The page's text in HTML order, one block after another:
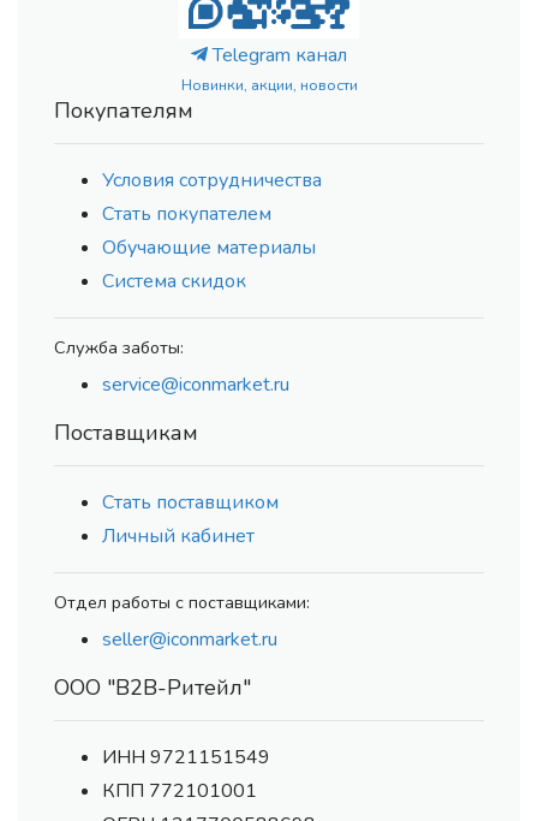
Telegram канал
Новинки, акции, новости
Покупателям
Условия сотрудничества
Стать покупателем
Обучающие материалы
Система скидок
Служба заботы:
service@iconmarket.ru
Поставщикам
Стать поставщиком
Личный кабинет
Отдел работы с поставщиками:
seller@iconmarket.ru
ООО "В2В-Ритейл"
ИНН 9721151549
КПП 772101001